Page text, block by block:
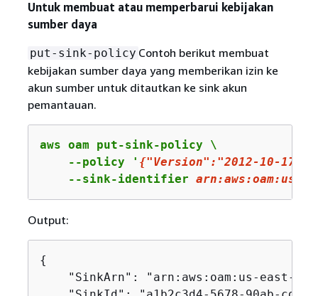
Untuk membuat atau memperbarui kebijakan
sumber daya
put-sink-policy Contoh berikut membuat
kebijakan sumber daya yang memberikan izin ke
akun sumber untuk ditautkan ke sink akun
pemantauan.
aws oam put-sink-policy \
    --policy '
{"Version" : "2012-10-17"
    --sink-identifier
arn:aws:oam:us-
Output:
{
"SinkArn": "arn:aws:oam:us-east-